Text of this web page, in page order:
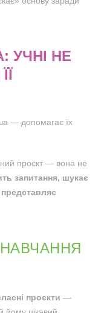
УЧНІ НЕ
— допомагає їх
проєкт — вона не
запитання, шукає
проєкти —